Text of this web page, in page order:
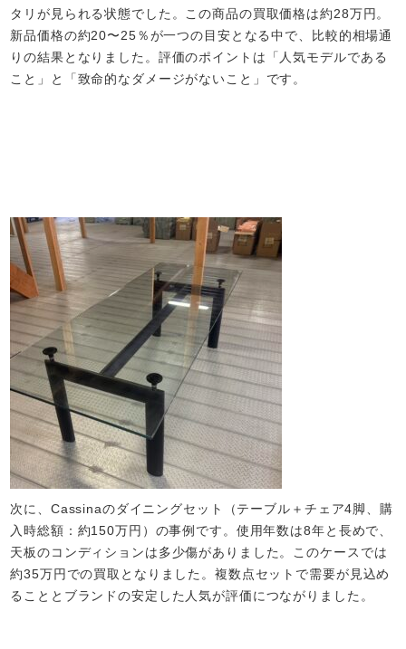
タリが見られる状態でした。この商品の買取価格は約28万円。
新品価格の約20〜25％が一つの目安となる中で、比較的相場通
りの結果となりました。評価のポイントは「人気モデルである
こと」と「致命的なダメージがないこと」です。
次に、Cassinaのダイニングセット（テーブル＋チェア4脚、購
入時総額：約150万円）の事例です。使用年数は8年と長めで、
天板のコンディションは多少傷がありました。このケースでは
約35万円での買取となりました。複数点セットで需要が見込め
ることとブランドの安定した人気が評価につながりました。